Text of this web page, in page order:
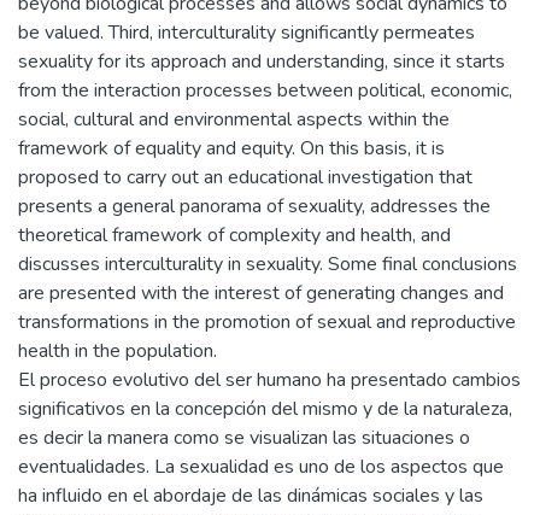
be valued. Third, interculturality significantly permeates
sexuality for its approach and understanding, since it starts
from the interaction processes between political, economic,
social, cultural and environmental aspects within the
framework of equality and equity. On this basis, it is
proposed to carry out an educational investigation that
presents a general panorama of sexuality, addresses the
theoretical framework of complexity and health, and
discusses interculturality in sexuality. Some final conclusions
are presented with the interest of generating changes and
transformations in the promotion of sexual and reproductive
health in the population.
El proceso evolutivo del ser humano ha presentado cambios
significativos en la concepción del mismo y de la naturaleza,
es decir la manera como se visualizan las situaciones o
eventualidades. La sexualidad es uno de los aspectos que
ha influido en el abordaje de las dinámicas sociales y las